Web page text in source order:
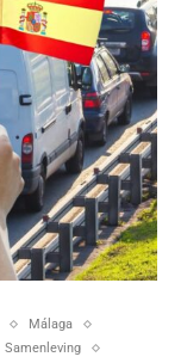
Málaga
Samenleving